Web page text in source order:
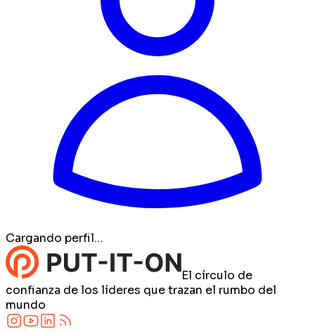
Cargando perfil…
El círculo de
confianza de los líderes que trazan el rumbo del
mundo